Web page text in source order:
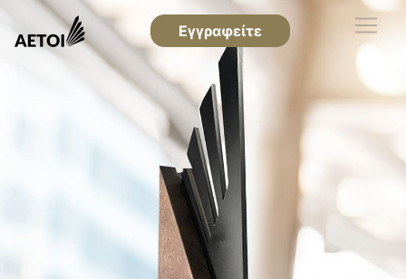
Εγγραφείτε